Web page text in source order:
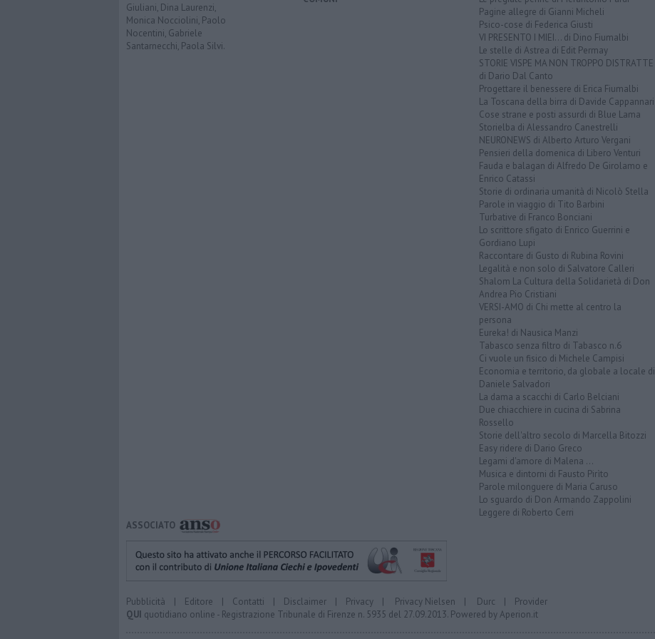
Giuliani, Dina Laurenzi,
Monica Nocciolini, Paolo
Nocentini, Gabriele
Santarnecchi, Paola Silvi.
Pagine allegre di Gianni Micheli
Psico-cose di Federica Giusti
VI PRESENTO I MIEI... di Dino Fiumalbi
Le stelle di Astrea di Edit Permay
STORIE VISPE MA NON TROPPO DISTRATTE
di Dario Dal Canto
Progettare il benessere di Erica Fiumalbi
La Toscana della birra di Davide Cappannari
Cose strane e posti assurdi di Blue Lama
Storielba di Alessandro Canestrelli
NEURONEWS di Alberto Arturo Vergani
Pensieri della domenica di Libero Venturi
Fauda e balagan di Alfredo De Girolamo e
Enrico Catassi
Storie di ordinaria umanità di Nicolò Stella
Parole in viaggio di Tito Barbini
Turbative di Franco Bonciani
Lo scrittore sfigato di Enrico Guerrini e
Gordiano Lupi
Raccontare di Gusto di Rubina Rovini
Legalità e non solo di Salvatore Calleri
Shalom La Cultura della Solidarietà di Don
Andrea Pio Cristiani
VERSI-AMO di Chi mette al centro la
persona
Eureka! di Nausica Manzi
Tabasco senza filtro di Tabasco n.6
Ci vuole un fisico di Michele Campisi
Economia e territorio, da globale a locale di
Daniele Salvadori
La dama a scacchi di Carlo Belciani
Due chiacchiere in cucina di Sabrina
Rossello
Storie dell'altro secolo di Marcella Bitozzi
Easy ridere di Dario Greco
Legami d'amore di Malena ...
Musica e dintorni di Fausto Pirìto
Parole milonguere di Maria Caruso
Lo sguardo di Don Armando Zappolini
Leggere di Roberto Cerri
ASSOCIATO
Pubblicità | Editore | Contatti | Disclaimer | Privacy | Privacy Nielsen | Durc | Provider
QUI quotidiano online - Registrazione Tribunale di Firenze n. 5935 del 27.09.2013. Powered byAperion.it